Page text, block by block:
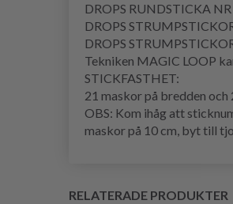
DROPS RUNDSTICKA
DROPS
DROPS
Tekniken MAGIC LOOP
STICKFASTHET:
21 maskor på bredden
OBS: Kom ihåg att
maskor på 10 cm, byt till
RELATERADE PRODUKTER